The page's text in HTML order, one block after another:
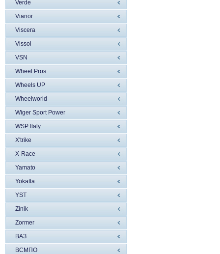
Verde
Vianor
Viscera
Vissol
VSN
Wheel Pros
Wheels UP
Wheelworld
Wiger Sport Power
WSP Italy
X'trike
X-Race
Yamato
Yokatta
YST
Zinik
Zormer
ВАЗ
ВСМПО